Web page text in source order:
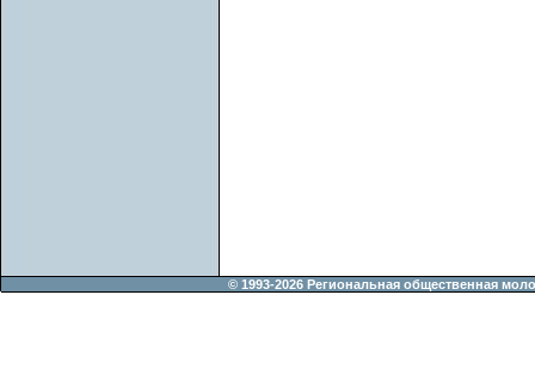
© 1993-2026 Региональная общественная